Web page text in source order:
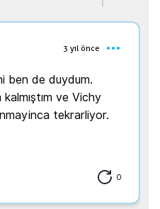
3 yıl önce
ben de duydum.
ve Vichy
tekrarliyor.
0